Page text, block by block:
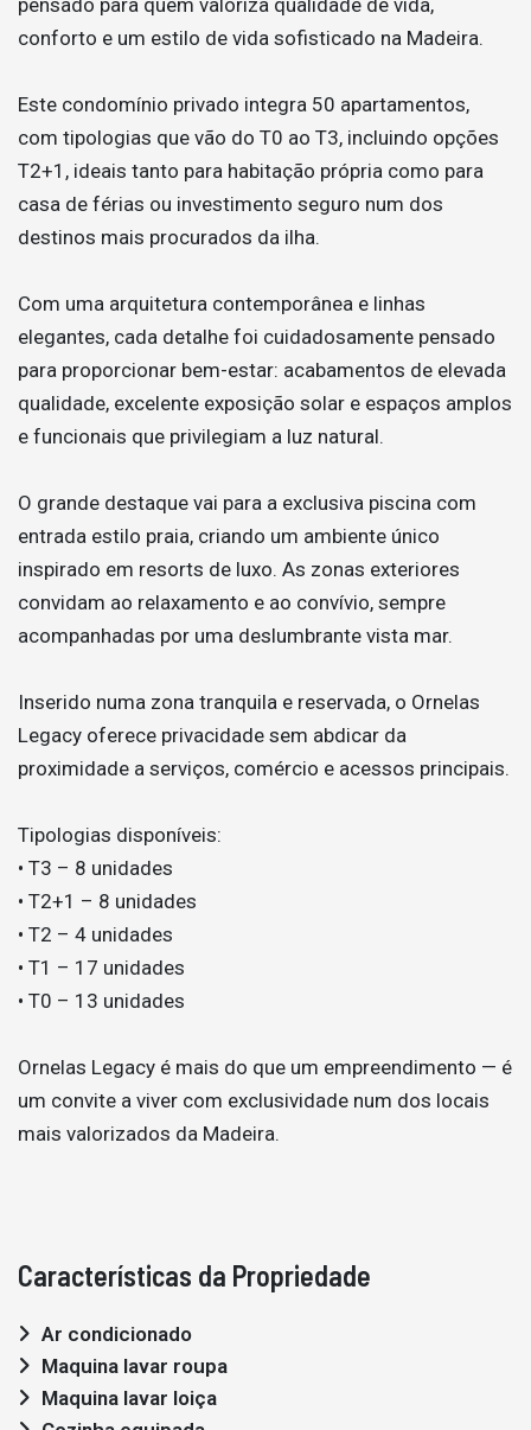
conforto e um estilo de vida sofisticado na Madeira.
Este condomínio privado integra 50 apartamentos,
com tipologias que vão do T0 ao T3, incluindo opções
T2+1, ideais tanto para habitação própria como para
casa de férias ou investimento seguro num dos
destinos mais procurados da ilha.
Com uma arquitetura contemporânea e linhas
elegantes, cada detalhe foi cuidadosamente pensado
para proporcionar bem-estar: acabamentos de elevada
qualidade, excelente exposição solar e espaços amplos
e funcionais que privilegiam a luz natural.
O grande destaque vai para a exclusiva piscina com
entrada estilo praia, criando um ambiente único
inspirado em resorts de luxo. As zonas exteriores
convidam ao relaxamento e ao convívio, sempre
acompanhadas por uma deslumbrante vista mar.
Inserido numa zona tranquila e reservada, o Ornelas
Legacy oferece privacidade sem abdicar da
proximidade a serviços, comércio e acessos principais.
Tipologias disponíveis:
• T3 – 8 unidades
• T2+1 – 8 unidades
• T2 – 4 unidades
• T1 – 17 unidades
• T0 – 13 unidades
Ornelas Legacy é mais do que um empreendimento — é
um convite a viver com exclusividade num dos locais
mais valorizados da Madeira.
Características da Propriedade
Ar condicionado
Maquina lavar roupa
Maquina lavar loiça